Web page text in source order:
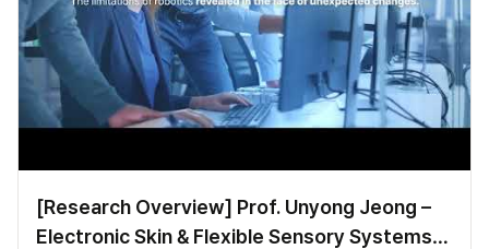
[Research Overview] Prof. Unyong Jeong –
Electronic Skin & Flexible Sensory Systems